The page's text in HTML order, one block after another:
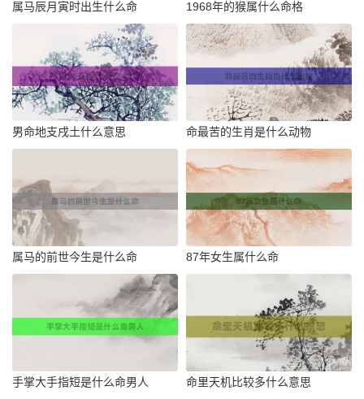
属马辰月寅时出生什么命 1968年的猴属什么命格
男命地支戌土什么意思 命最苦的生肖是什么动物
属马的前世今生是什么命 87年女生属什么命
手掌大手指短是什么命男人 命里天机比较多什么意思